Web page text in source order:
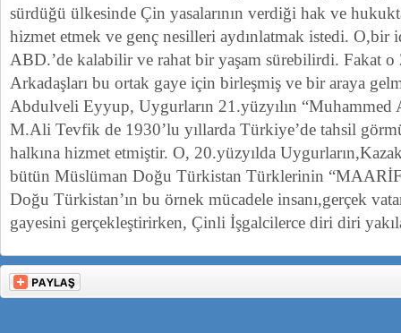
sürdüğü ülkesinde Çin yasalarının verdiği hak ve
hizmet etmek ve genç nesilleri aydınlatmak istedi. O,bir
ABD.’de kalabilir ve rahat bir yaşam sürebilirdi. Fakat
Arkadaşları bu ortak gaye için birleşmiş ve bir araya
Abdulveli Eyyup, Uygurların 21.yüzyılın “Muhammed
M.Ali Tevfik de 1930’lu yıllarda Türkiye’de tahsil
halkına hizmet etmiştir. O, 20.yüzyılda
bütün Müslüman Doğu Türkistan Türklerinin
Doğu Türkistan’ın bu örnek mücadele insanı,gerçek
gayesini gerçekleştirirken, Çinli İşgalcilerce diri diri